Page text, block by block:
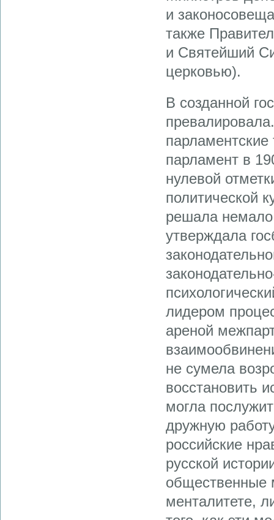
и
также
и Святейший
церковью).
В созданной
парламент в
нулевой
политической
решала
утверждала
лидером
ареной
не сумела
восстановить
могла
дружную
российские
русской
общественные
менталитете,